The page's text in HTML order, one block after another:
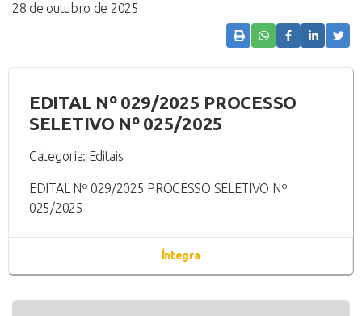
28 de outubro de 2025
EDITAL Nº 029/2025 PROCESSO
SELETIVO Nº 025/2025
Categoria: Editais
EDITAL Nº 029/2025 PROCESSO SELETIVO Nº
025/2025
Íntegra